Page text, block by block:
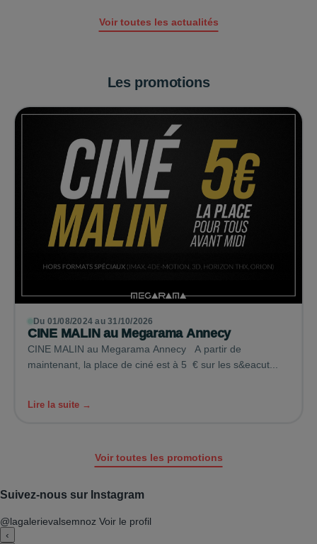
Voir toutes les actualités
Les promotions
Du 01/08/2024 au 31/10/2026
CINE MALIN au Megarama Annecy
CINE MALIN au Megarama Annecy A partir de
maintenant, la place de ciné est à 5 € sur les s&eacut...
Lire la suite →
Voir toutes les promotions
Suivez-nous sur Instagram
@lagalerievalsemnoz Voir le profil
‹